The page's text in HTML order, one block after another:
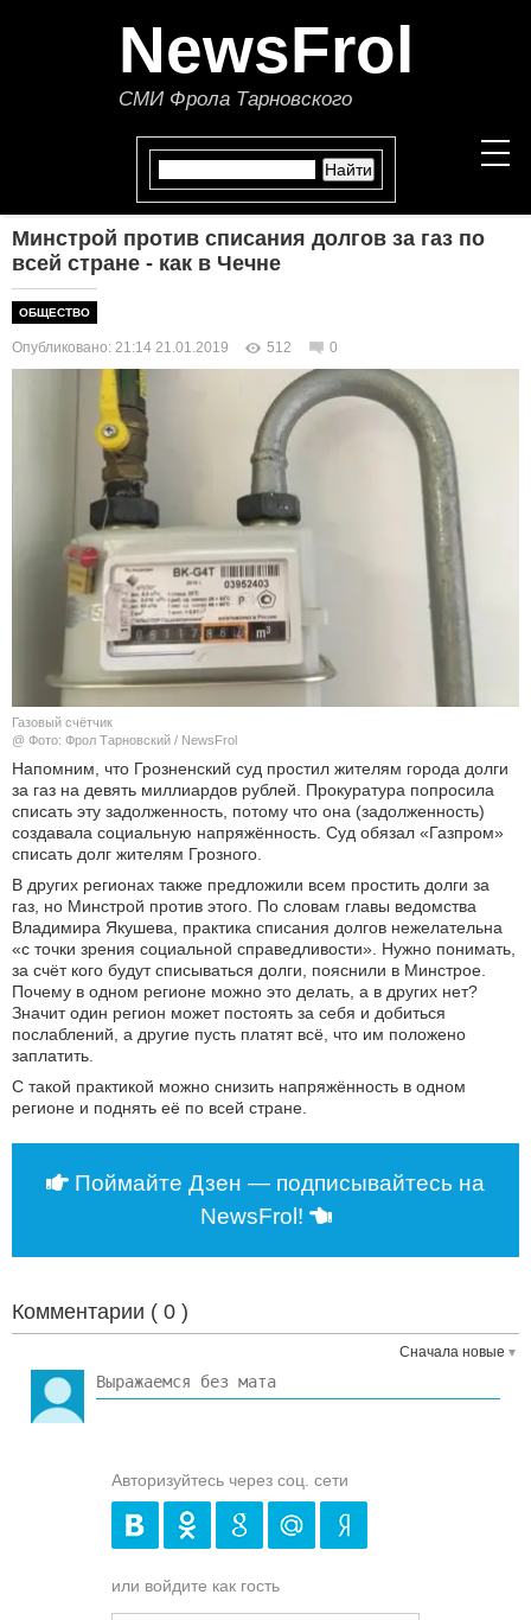
NewsFrol
СМИ Фрола Тарновского
НОВОСТИ
ПОЛИТИКА
ЭКОНОМИКА
В МИРЕ
ОБЩЕСТВО
КУЛЬТУРА
НАУКА
СПОРТ
ШОУ-БИЗНЕС
АВТО И МОТО
ЭГОИЗМ
БЛОГ
Минстрой против списания долгов за газ по
всей стране - как в Чечне
ОБЩЕСТВО
Опубликовано: 21:14 21.01.2019 512 0
Газовый счётчик
@ Фото: Фрол Тарновский / NewsFrol
Напомним, что Грозненский суд простил жителям города долги
за газ на девять миллиардов рублей. Прокуратура попросила
списать эту задолженность, потому что она (задолженность)
создавала социальную напряжённость. Суд обязал «Газпром»
списать долг жителям Грозного.
В других регионах также предложили всем простить долги за
газ, но Минстрой против этого. По словам главы ведомства
Владимира Якушева, практика списания долгов нежелательна
«с точки зрения социальной справедливости». Нужно понимать,
за счёт кого будут списываться долги, пояснили в Минстрое.
Почему в одном регионе можно это делать, а в других нет?
Значит один регион может постоять за себя и добиться
послаблений, а другие пусть платят всё, что им положено
заплатить.
С такой практикой можно снизить напряжённость в одном
регионе и поднять её по всей стране.
Поймайте Дзен — подписывайтесь на
NewsFrol!
Комментарии ( 0 )
Сначала новые
Авторизуйтесь через соц. сети
или войдите как гость